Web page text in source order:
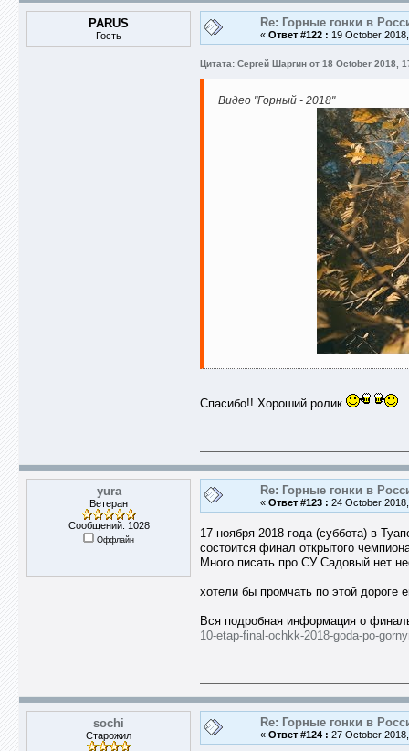
PARUS
Гость
Re: Горные гонки в
« Ответ #122 : 19 October
Цитата: Сергей Шаргин от 18 October 2018,
Видео "Горный - 2018"
Спасибо!! Хороший ролик
yura
Ветеран
Сообщений: 1028
Оффлайн
Re: Горные гонки в
« Ответ #123 : 24 October
17 ноября 2018 года (суббота) в
состоится финал открытого
Много писать про СУ Садовый нет
хотели бы промчать по этой
Вся подробная информация о
10-etap-final-ochkk-2018-goda-po-
sochi
Старожил
Re: Горные гонки в
« Ответ #124 : 27 October